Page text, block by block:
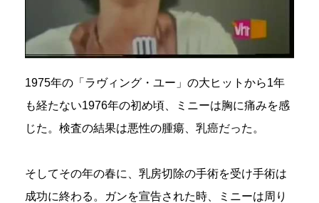
1975年の「ラヴィング・ユー」の大ヒットから1年
も経たない1976年の初め頃、ミニーは胸に痛みを感
じた。検査の結果は悪性の腫瘍、乳癌だった。
そしてその年の春に、乳房切除の手術を受け手術は
成功に終わる。ガンを宣告された時、ミニーは周り